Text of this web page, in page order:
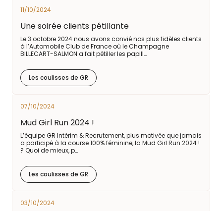
11/10/2024
Une soirée clients pétillante
Le 3 octobre 2024 nous avons convié nos plus fidèles clients
à l’Automobile Club de France où le Champagne
BILLECART-SALMON a fait pétiller les papill…
Les coulisses de GR
07/10/2024
Mud Girl Run 2024 !
L’équipe GR Intérim & Recrutement, plus motivée que jamais
a participé à la course 100% féminine, la Mud Girl Run 2024 !
? Quoi de mieux, p…
Les coulisses de GR
03/10/2024